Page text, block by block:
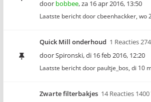
door bobbee,za 16 apr 2016, 13:50
Laatste bericht doorcbeenhackker, wo
Quick Mill onderhoud 1 Reacties
doorSpironski,di 16 feb 2016, 12:20
Laatste bericht door paultje_bos, di 10
Zwarte filterbakjes 14 Reacties